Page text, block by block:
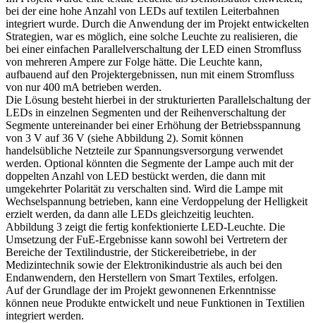
bei der eine hohe Anzahl von LEDs auf textilen Leiterbahnen
integriert wurde. Durch die Anwendung der im Projekt entwickelten
Strategien, war es möglich, eine solche Leuchte zu realisieren, die
bei einer einfachen Parallelverschaltung der LED einen Stromfluss
von mehreren Ampere zur Folge hätte. Die Leuchte kann,
aufbauend auf den Projektergebnissen, nun mit einem Stromfluss
von nur 400 mA betrieben werden.
Die Lösung besteht hierbei in der strukturierten Parallelschaltung der
LEDs in einzelnen Segmenten und der Reihenverschaltung der
Segmente untereinander bei einer Erhöhung der Betriebsspannung
von 3 V auf 36 V (siehe Abbildung 2). Somit können
handelsübliche Netzteile zur Spannungsversorgung verwendet
werden. Optional könnten die Segmente der Lampe auch mit der
doppelten Anzahl von LED bestückt werden, die dann mit
umgekehrter Polarität zu verschalten sind. Wird die Lampe mit
Wechselspannung betrieben, kann eine Verdoppelung der Helligkeit
erzielt werden, da dann alle LEDs gleichzeitig leuchten.
Abbildung 3 zeigt die fertig konfektionierte LED-Leuchte. Die
Umsetzung der FuE-Ergebnisse kann sowohl bei Vertretern der
Bereiche der Textilindustrie, der Stickereibetriebe, in der
Medizintechnik sowie der Elektronikindustrie als auch bei den
Endanwendern, den Herstellern von Smart Textiles, erfolgen.
Auf der Grundlage der im Projekt gewonnenen Erkenntnisse
können neue Produkte entwickelt und neue Funktionen in Textilien
integriert werden.